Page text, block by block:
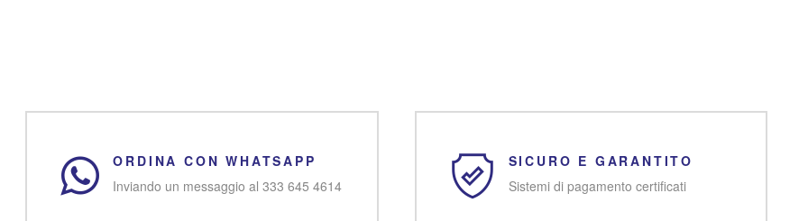
ORDINA CON WHATSAPP
Inviando un messaggio al 333 645 4614
SICURO E GARANTITO
Sistemi di pagamento certificati